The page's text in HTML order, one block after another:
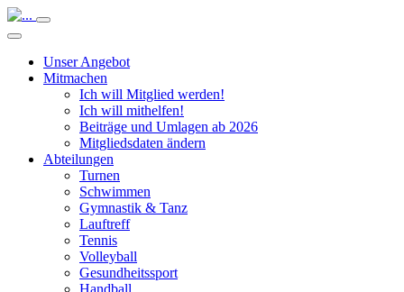
Unser Angebot
Mitmachen
Ich will Mitglied werden!
Ich will mithelfen!
Beiträge und Umlagen ab 2026
Mitgliedsdaten ändern
Abteilungen
Turnen
Schwimmen
Gymnastik & Tanz
Lauftreff
Tennis
Volleyball
Gesundheitssport
Handball